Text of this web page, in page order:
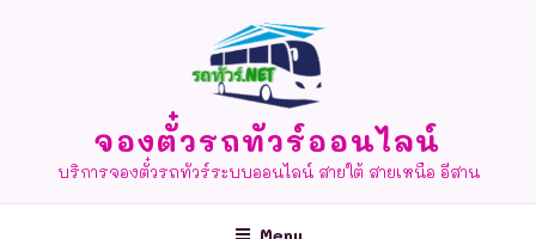
จองตั๋วรถทัวร์ออนไลน์
บริการจองตั๋วรถทัวร์ระบบออนไลน์ สายใต้ สายเหนือ อีสาน